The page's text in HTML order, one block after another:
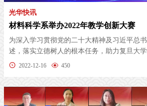
光华快讯
材料科学系举办2022年教学创新大赛
为深入学习贯彻党的二十大精神及习近平总
述，落实立德树人的根本任务，助力复旦大
政建设，...
2022-12-16 450